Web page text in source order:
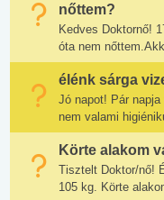
nőttem?
Kedves Doktornő!
óta nem
élénk sárga
Jó napot! Pár
nem valami
Körte alakom
Tisztelt Doktor/nő!
105 kg. Körte